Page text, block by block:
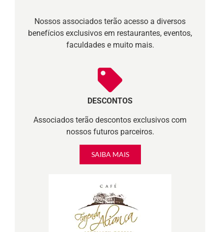
Nossos associados terão acesso a diversos
benefícios exclusivos em restaurantes, eventos,
faculdades e muito mais.
DESCONTOS
Associados terão descontos exclusivos com
nossos futuros parceiros.
SAIBA MAIS